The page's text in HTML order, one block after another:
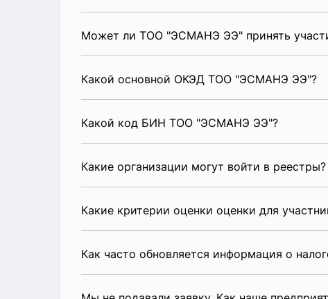
Может ли ТОО "ЭСМАНЭ ЭЭ" принять
Какой основной ОКЭД ТОО "ЭСМАНЭ ЭЭ"?
Какой код БИН ТОО "ЭСМАНЭ ЭЭ"?
Какие организации могут войти в реестры?
Какие критерии оценки оценки для
Как часто обновляется информация о